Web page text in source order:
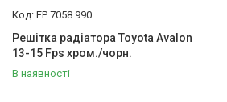
FP 7058 990
Решітка радіатора Toyota Avalon
13-15 Fps хром./чорн.
В наявності